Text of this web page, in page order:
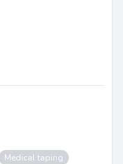
Medical taping